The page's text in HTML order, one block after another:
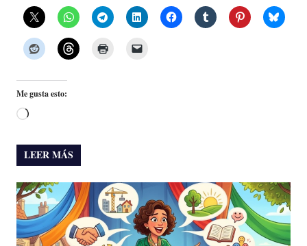
Me gusta esto:
Cargando...
LEER MÁS